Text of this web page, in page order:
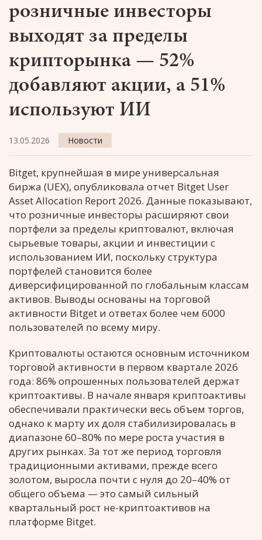
розничные инвесторы
выходят за пределы
крипторынка — 52%
добавляют акции, а 51%
используют ИИ
13.05.2026 Новости
Bitget, крупнейшая в мире универсальная
биржа (UEX), опубликовала отчет Bitget User
Asset Allocation Report 2026. Данные показывают,
что розничные инвесторы расширяют свои
портфели за пределы криптовалют, включая
сырьевые товары, акции и инвестиции с
использованием ИИ, поскольку структура
портфелей становится более
диверсифицированной по глобальным классам
активов. Выводы основаны на торговой
активности Bitget и ответах более чем 6000
пользователей по всему миру.
Криптовалюты остаются основным источником
торговой активности в первом квартале 2026
года: 86% опрошенных пользователей держат
криптоактивы. В начале января криптоактивы
обеспечивали практически весь объем торгов,
однако к марту их доля стабилизировалась в
диапазоне 60–80% по мере роста участия в
других рынках. За тот же период торговля
традиционными активами, прежде всего
золотом, выросла почти с нуля до 20–40% от
общего объема — это самый сильный
квартальный рост не-криптоактивов на
платформе Bitget.